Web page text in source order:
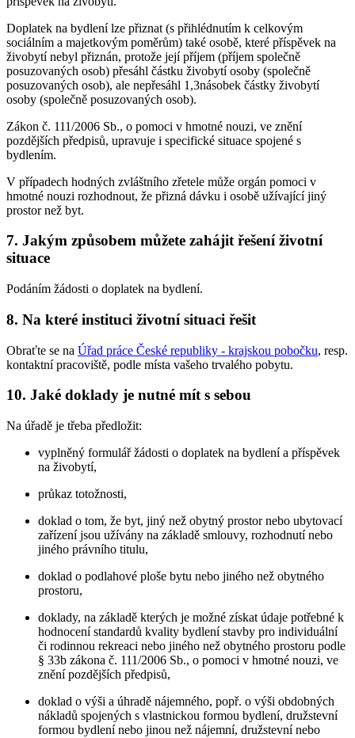
Doplatek na bydlení lze přiznat (s přihlédnutím k celkovým
sociálním a majetkovým poměrům) také osobě, které příspěvek na
živobytí nebyl přiznán, protože její příjem (příjem společně
posuzovaných osob) přesáhl částku živobytí osoby (společně
posuzovaných osob), ale nepřesáhl 1,3násobek částky živobytí
osoby (společně posuzovaných osob).
Zákon č. 111/2006 Sb., o pomoci v hmotné nouzi, ve znění
pozdějších předpisů, upravuje i specifické situace spojené s
bydlením.
V případech hodných zvláštního zřetele může orgán pomoci v
hmotné nouzi rozhodnout, že přizná dávku i osobě užívající jiný
prostor než byt.
7. Jakým způsobem můžete zahájit řešení životní
situace
Podáním žádosti o doplatek na bydlení.
8. Na které instituci životní situaci řešit
Obraťte se na Úřad práce České republiky - krajskou pobočku, resp.
kontaktní pracoviště, podle místa vašeho trvalého pobytu.
10. Jaké doklady je nutné mít s sebou
Na úřadě je třeba předložit:
vyplněný formulář žádosti o doplatek na bydlení a příspěvek
na živobytí,
průkaz totožnosti,
doklad o tom, že byt, jiný než obytný prostor nebo ubytovací
zařízení jsou užívány na základě smlouvy, rozhodnutí nebo
jiného právního titulu,
doklad o podlahové ploše bytu nebo jiného než obytného
prostoru,
doklady, na základě kterých je možné získat údaje potřebné k
hodnocení standardů kvality bydlení stavby pro individuální
či rodinnou rekreaci nebo jiného než obytného prostoru podle
§ 33b zákona č. 111/2006 Sb., o pomoci v hmotné nouzi, ve
znění pozdějších předpisů,
doklad o výši a úhradě nájemného, popř. o výši obdobných
nákladů spojených s vlastnickou formou bydlení, družstevní
formou bydlení nebo jinou než nájemní, družstevní nebo